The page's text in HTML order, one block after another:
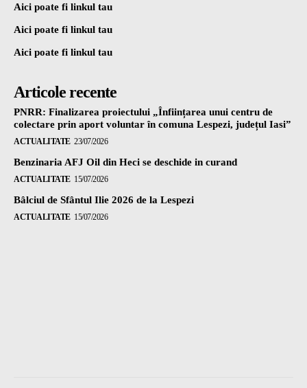
Aici poate fi linkul tau
Aici poate fi linkul tau
Aici poate fi linkul tau
Articole recente
PNRR: Finalizarea proiectului „Înființarea unui centru de
colectare prin aport voluntar în comuna Lespezi, județul Iasi”
ACTUALITATE 23/07/2026
Benzinaria AFJ Oil din Heci se deschide in curand
ACTUALITATE 15/07/2026
Bâlciul de Sfântul Ilie 2026 de la Lespezi
ACTUALITATE 15/07/2026